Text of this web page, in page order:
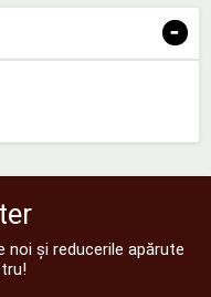
-
noi și reducerile apărute